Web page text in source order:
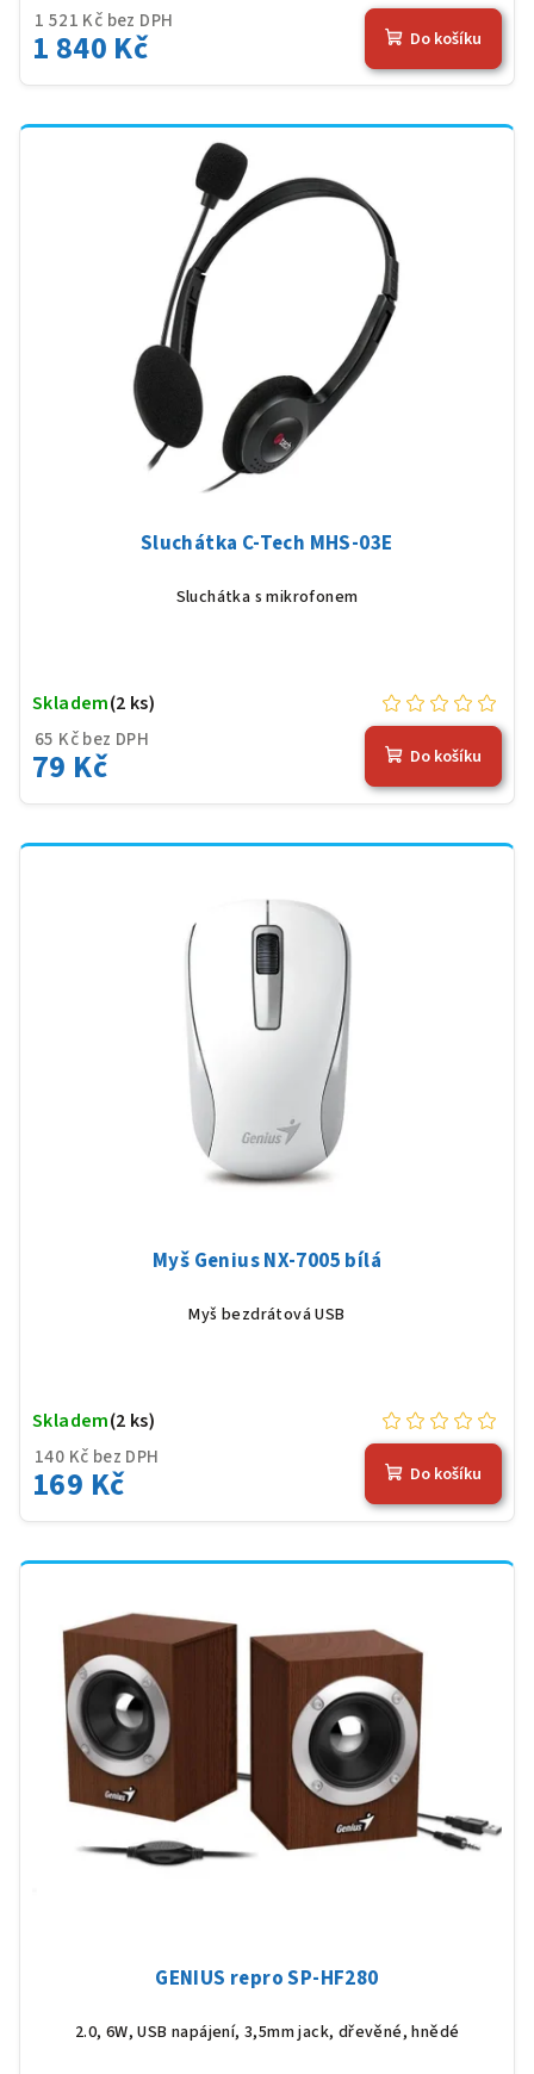
1 521 Kč bez DPH
1 840 Kč Do košíku
Sluchátka C-Tech MHS-03E
Sluchátka s mikrofonem
65 Kč bez DPH
79 Kč
Skladem(2 ks)
Do košíku
Myš Genius NX-7005 bílá
Myš bezdrátová USB
140 Kč bez DPH
169 Kč
Skladem(2 ks)
Do košíku
GENIUS repro SP-HF280
2.0, 6W, USB napájení, 3,5mm jack, dřevěné, hnědé